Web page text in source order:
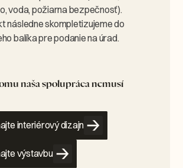
voda, požiarna bezpečnosť).
následne skompletizujeme do
balíka pre podanie na úrad.
naša spolupráca nemusí
interiérový dizajn
výstavbu